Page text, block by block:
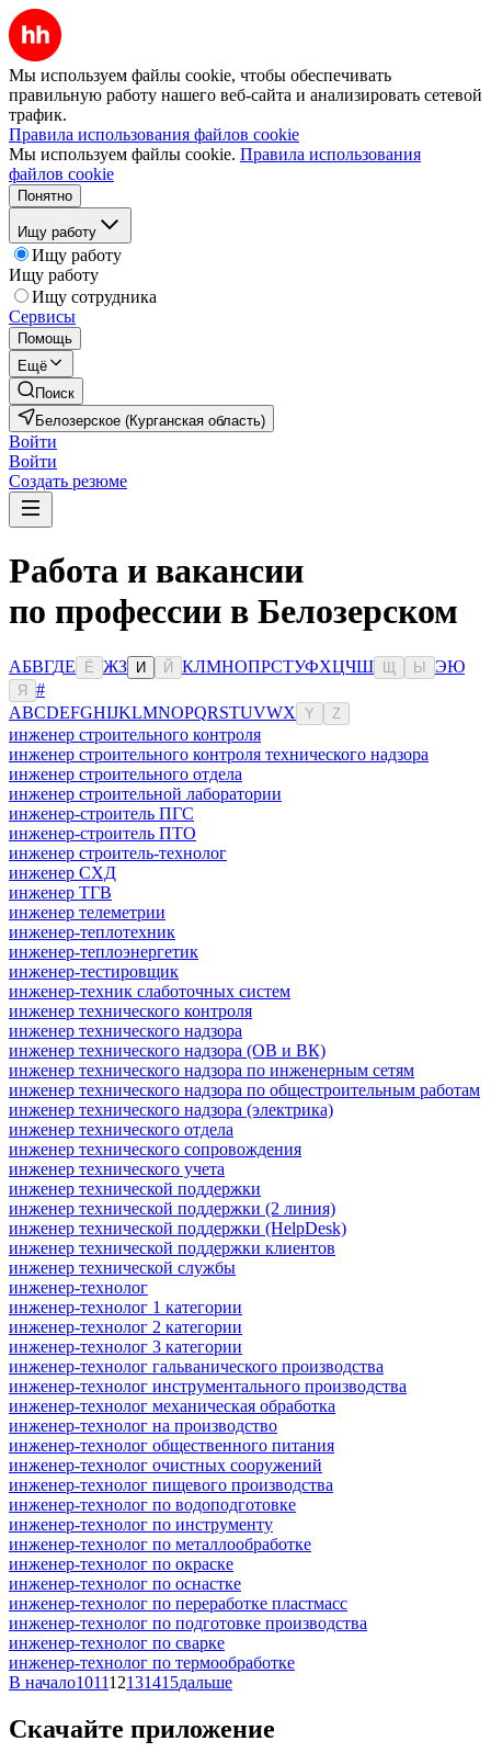
Мы используем файлы cookie, чтобы обеспечивать
правильную работу нашего веб-сайта и анализировать сетевой
трафик.
Правила использования файлов cookie
Мы используем файлы cookie. Правила использования
файлов cookie
Понятно
Ищу работу
Ищу работу
Ищу работу
Ищу сотрудника
Сервисы
Помощь
Ещё
Поиск
Белозерское (Курганская область)
Войти
Войти
Создать резюме
Работа и вакансии
по профессии в Белозерском
АБВГДЕ Ё ЖЗ И Й КЛМНОПРСТУФХЦЧШ Ы ЭЮ
Я
#
ABCDEFGHIJKLMNOPQRSTUVWX Y Z
инженер строительного контроля
инженер строительного контроля технического надзора
инженер строительного отдела
инженер строительной лаборатории
инженер-строитель ПГС
инженер-строитель ПТО
инженер строитель-технолог
инженер СХД
инженер ТГВ
инженер телеметрии
инженер-теплотехник
инженер-теплоэнергетик
инженер-тестировщик
инженер-техник слаботочных систем
инженер технического контроля
инженер технического надзора
инженер технического надзора (ОВ и ВК)
инженер технического надзора по инженерным сетям
инженер технического надзора по общестроительным работам
инженер технического надзора (электрика)
инженер технического отдела
инженер технического сопровождения
инженер технического учета
инженер технической поддержки
инженер технической поддержки (2 линия)
инженер технической поддержки (HelpDesk)
инженер технической поддержки клиентов
инженер технической службы
инженер-технолог
инженер-технолог 1 категории
инженер-технолог 2 категории
инженер-технолог 3 категории
инженер-технолог гальванического производства
инженер-технолог инструментального производства
инженер-технолог механическая обработка
инженер-технолог на производство
инженер-технолог общественного питания
инженер-технолог очистных сооружений
инженер-технолог пищевого производства
инженер-технолог по водоподготовке
инженер-технолог по инструменту
инженер-технолог по металлообработке
инженер-технолог по окраске
инженер-технолог по оснастке
инженер-технолог по переработке пластмасс
инженер-технолог по подготовке производства
инженер-технолог по сварке
инженер-технолог по термообработке
В начало101112131415дальше
Скачайте приложение